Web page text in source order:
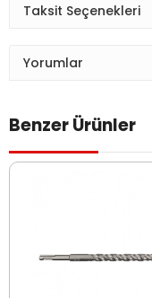
Taksit Seçenekleri
Yorumlar
Benzer Ürünler